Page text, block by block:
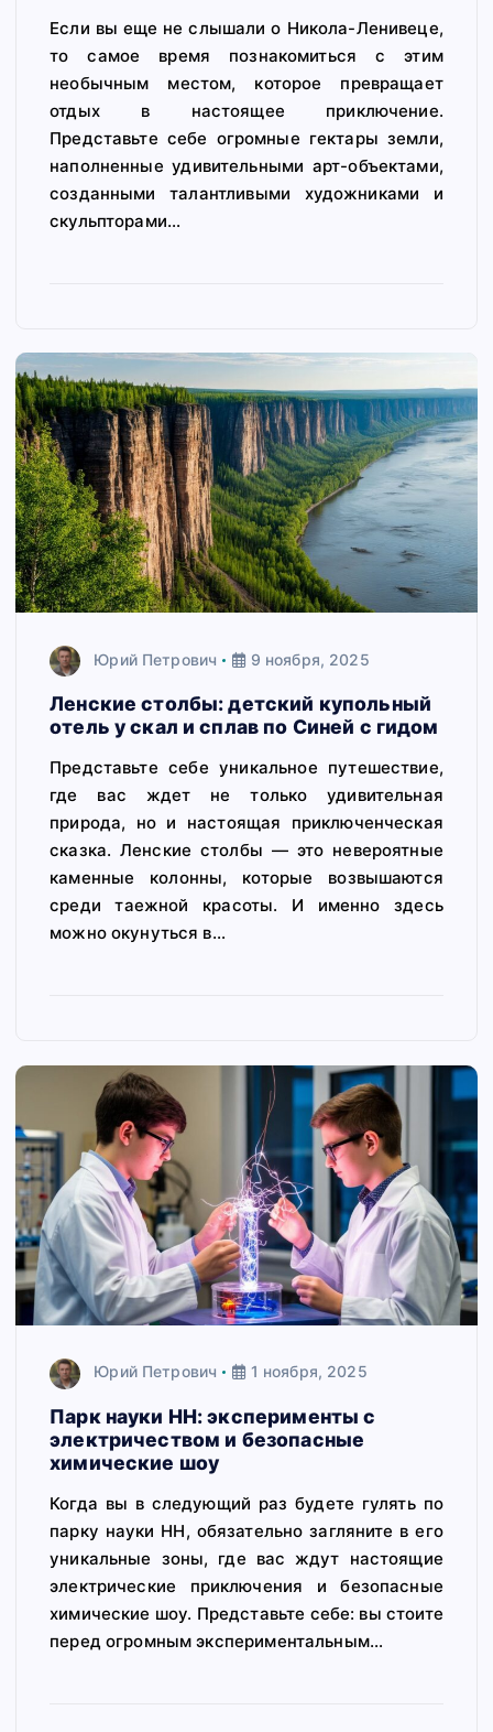
Если вы еще не слышали о Никола-Ленивеце,
то самое время познакомиться с этим
необычным местом, которое превращает
отдых в настоящее приключение.
Представьте себе огромные гектары земли,
наполненные удивительными арт-объектами,
созданными талантливыми художниками и
скульпторами…
Юрий Петрович 9 ноября, 2025
Ленские столбы: детский купольный
отель у скал и сплав по Синей с гидом
Представьте себе уникальное путешествие,
где вас ждет не только удивительная
природа, но и настоящая приключенческая
сказка. Ленские столбы — это невероятные
каменные колонны, которые возвышаются
среди таежной красоты. И именно здесь
можно окунуться в…
Юрий Петрович 1 ноября, 2025
Парк науки НН: эксперименты с
электричеством и безопасные
химические шоу
Когда вы в следующий раз будете гулять по
парку науки НН, обязательно загляните в его
уникальные зоны, где вас ждут настоящие
электрические приключения и безопасные
химические шоу. Представьте себе: вы стоите
перед огромным экспериментальным…